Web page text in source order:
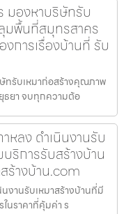
มองหาบริษัทรับ
มพื้นที่สมุทรสาคร
การเรื่องบ้านที่ รับ
ทรับเหมาก่อสร้างคุณภาพ
ธยา จบทุกความต้อ
หลง ดำเนินงานรับ
ริการรับสร้างบ้าน
ร้างบ้าน.com
งานรับเหมาสร้างบ้านที่มี
นราคาที่คุ้มค่า ร